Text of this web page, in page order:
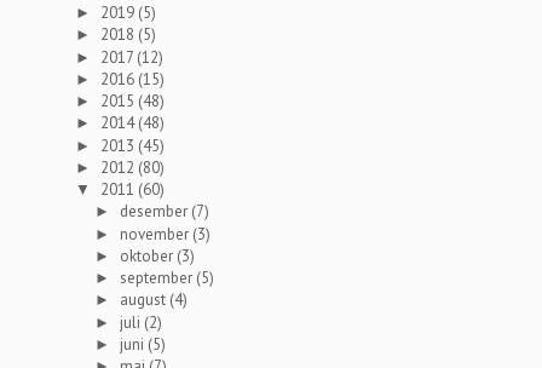
► 2019 (5)
► 2018 (5)
► 2017 (12)
► 2016 (15)
► 2015 (48)
► 2014(48)
► 2013 (45)
► 2012 (80)
▼ 2011 (60)
► desember (7)
► november (3)
► oktober (3)
►september (5)
► august (4)
► juli (2)
► juni (5)